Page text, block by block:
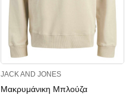
JACK AND JONES
Μακρυμάνικη Μπλούζα